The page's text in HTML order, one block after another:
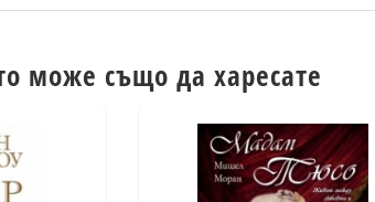
може също да харесате